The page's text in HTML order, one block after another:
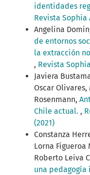
identidades
Revista Sophia
Angelina
de entornos
la extracción
, Revista
Javiera
Oscar
Rosenmann,
Chile actual. ,
(2021)
Constanza
Lorna Figueroa
Roberto Leiva
una